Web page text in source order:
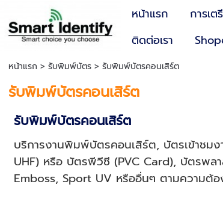
หน้าแรก การเ
ติดต่อเรา
หน้าแรก > รับพิมพ์บัตร> รับพิมพ์บัตรคอนเสิร์ต
รับพิมพ์บัตรคอนเสิร์ต
รับพิมพ์บัตรคอนเสิร์ต
บริการงานพิมพ์บัตรคอนเสิร์ต, บัตรเข้าชม
UHF) หรือ บัตรพีวีซี (PVC Card), บัตรพล
Emboss, Sport UV หรืออื่นๆ ตามความต้